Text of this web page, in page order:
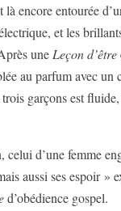
là encore entourée
et les
une Leçon d’être
au parfum avec
garçons est
celui d’une femme
aussi ses espoir
d’obédience gospel.